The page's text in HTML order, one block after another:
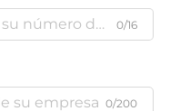
0/16
0/200